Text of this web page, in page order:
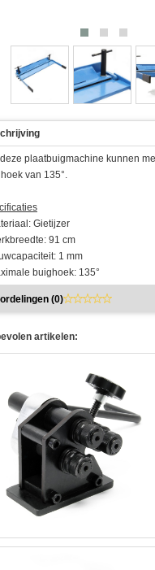
deze plaatbuigmachine kunnen
van 135°.
Gietijzer
91 cm
1 mm
buighoek: 135°
(0)
artikelen: